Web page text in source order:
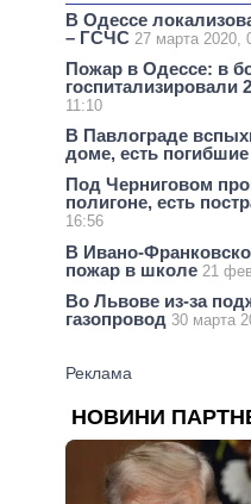
В Одессе
– ГСЧС 27 марта 2020,
Пожар в Одессе: в
госпитализировали
11:10
В Павлограде
доме, есть погибшие
Под Черниговом
полигоне, есть
16:56
В Ивано-
пожар в школе 21
Во Львове из-за
газопровод 30 марта